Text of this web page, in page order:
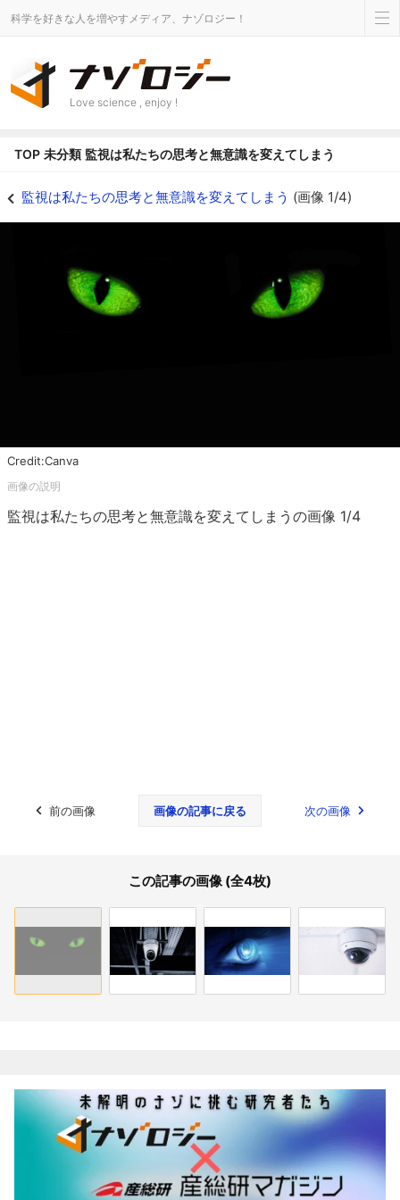
科学を好きな人を増やすメディア、ナゾロジー！
Love science , enjoy !
TOP 未分類 監視は私たちの思考と無意識を変えてしまう
監視は私たちの思考と無意識を変えてしまう (画像 1/4)
Credit:Canva
監視は私たちの思考と無意識を変えてしまうの画像 1/4
前の画像 画像の記事に戻る 次の画像
この記事の画像 (全4枚)